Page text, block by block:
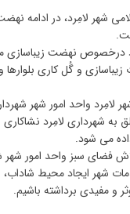
شهر لامِرد، در ادامه
نهضت زیباسازی
و گُل کاری
لامِرد واحد امور شهر
به شهرداری لامِرد
می شود.
فضای سبز واحد امور
شهر ایجاد محیط شاداب،
و مفیدی برداشته باشیم.